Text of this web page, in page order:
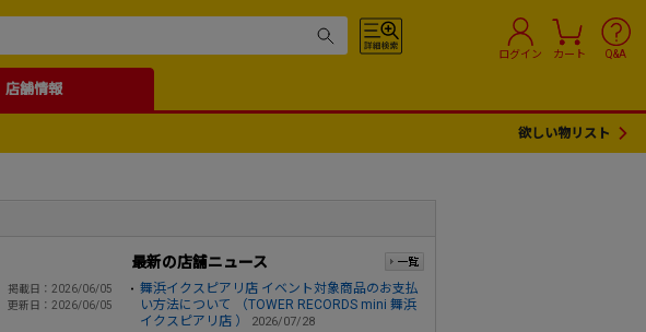
ログイン カート Q&A
店舗情報
欲しい物リスト
掲載日：2026/06/05
更新日：2026/06/05
最新の店舗ニュース
舞浜イクスピアリ店 イベント対象商品のお支払
い方法について （TOWER RECORDS mini 舞浜
イクスピアリ店 ）
2026/07/28